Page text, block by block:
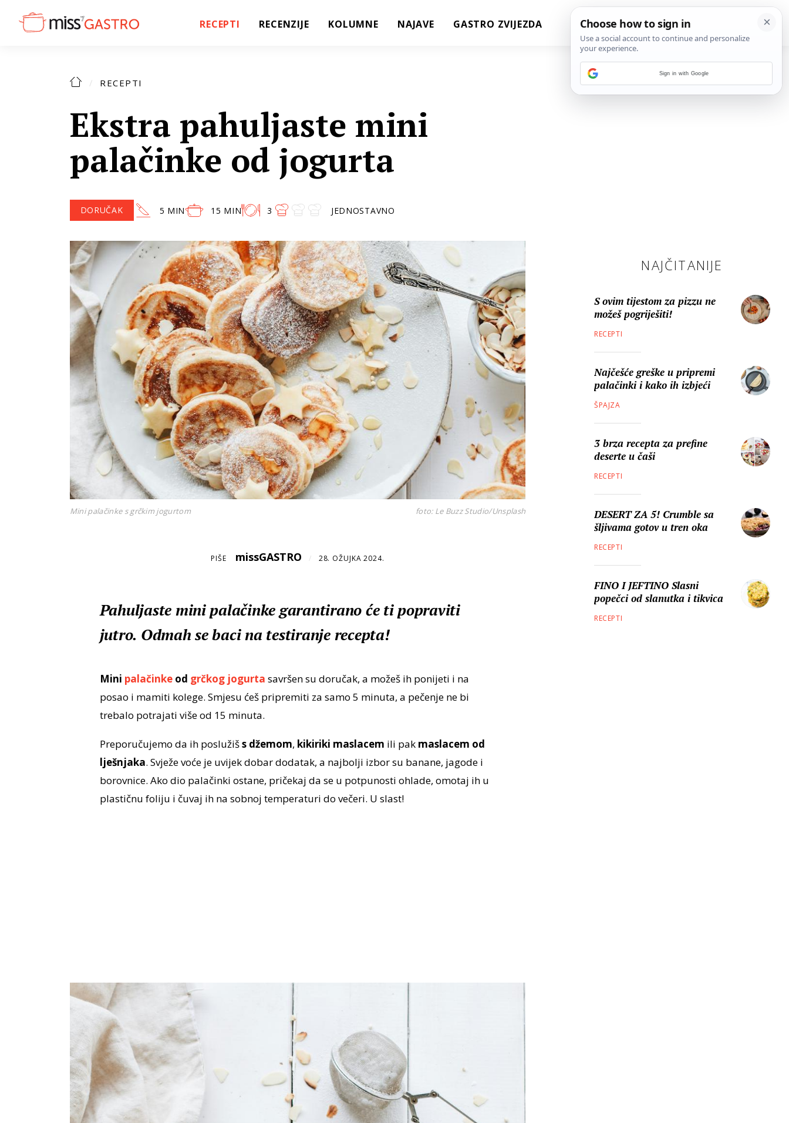
RECEPTI RECENZIJE KOLUMNE NAJAVE GASTRO ZVIJEZDA
RECEPTI
Ekstra pahuljaste mini
palačinke od jogurta
DORUČAK 5 MIN 15 MIN 3 JEDNOSTAVNO
Mini palačinke s grčkim jogurtom foto: Le Buzz Studio/Unsplash
PIŠE missGASTRO / 28. OŽUJKA 2024.
Pahuljaste mini palačinke garantirano će ti popraviti
jutro. Odmah se baci na testiranje recepta!
Mini palačinkeod grčkog jogurta savršen su doručak, a možeš ih ponijeti i na
posao i mamiti kolege. Smjesu ćeš pripremiti za samo 5 minuta, a pečenje ne bi
trebalo potrajati više od 15 minuta.
Preporučujemo da ih poslužišs džemom, kikiriki maslacem ili pak maslacem od
lješnjaka. Svježe voće je uvijek dobar dodatak, a najbolji izbor su banane, jagode i
borovnice. Ako dio palačinki ostane, pričekaj da se u potpunosti ohlade, omotaj ih u
plastičnu foliju i čuvaj ih na sobnoj temperaturi do večeri. U slast!
NAJČITANIJE
S ovim tijestom za pizzu ne
možeš pogriješiti!
RECEPTI
Najčešće greške u pripremi
palačinki i kako ih izbjeći
ŠPAJZA
3 brza recepta za prefine
deserte u čaši
RECEPTI
DESERT ZA 5! Crumble sa
šljivama gotov u tren oka
RECEPTI
FINO I JEFTINO Slasni
popečci od slanutka i tikvica
RECEPTI
Sign in with Google